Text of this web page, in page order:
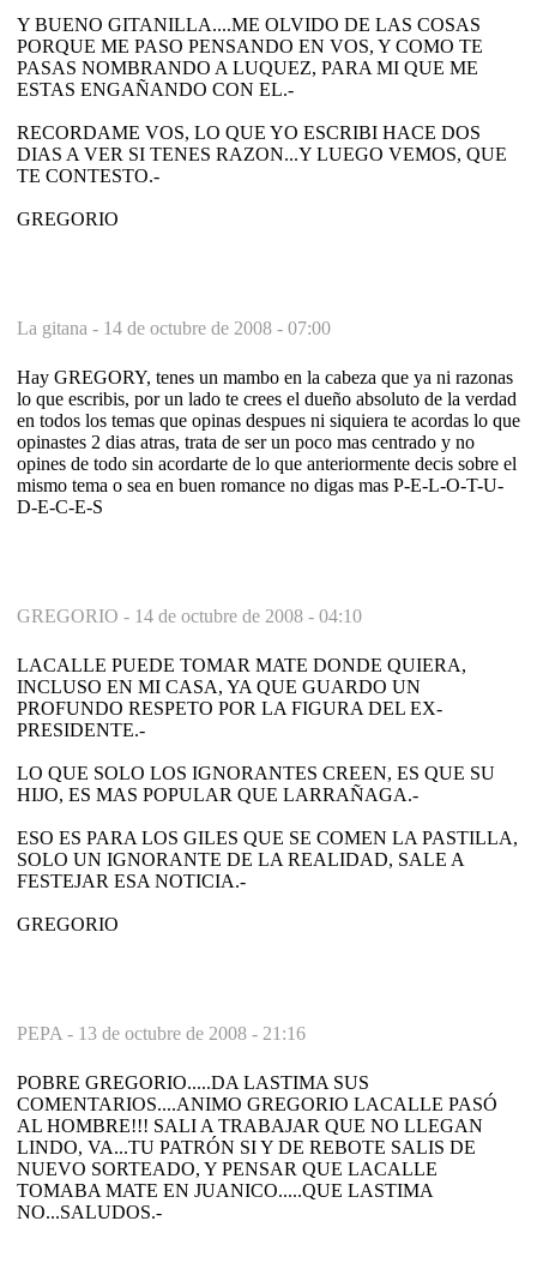
Y BUENO GITANILLA....ME OLVIDO DE LAS COSAS
PORQUE ME PASO PENSANDO EN VOS, Y COMO TE
PASAS NOMBRANDO A LUQUEZ, PARA MI QUE ME
ESTAS ENGAÑANDO CON EL.-
RECORDAME VOS, LO QUE YO ESCRIBI HACE DOS
DIAS A VER SI TENES RAZON...Y LUEGO VEMOS, QUE
TE CONTESTO.-
GREGORIO
La gitana - 14 de octubre de 2008 - 07:00
Hay GREGORY, tenes un mambo en la cabeza que ya ni razonas
lo que escribis, por un lado te crees el dueño absoluto de la verdad
en todos los temas que opinas despues ni siquiera te acordas lo que
opinastes 2 dias atras, trata de ser un poco mas centrado y no
opines de todo sin acordarte de lo que anteriormente decis sobre el
mismo tema o sea en buen romance no digas mas P-E-L-O-T-U-
D-E-C-E-S
GREGORIO - 14 de octubre de 2008 - 04:10
LACALLE PUEDE TOMAR MATE DONDE QUIERA,
INCLUSO EN MI CASA, YA QUE GUARDO UN
PROFUNDO RESPETO POR LA FIGURA DEL EX-
PRESIDENTE.-
LO QUE SOLO LOS IGNORANTES CREEN, ES QUE SU
HIJO, ES MAS POPULAR QUE LARRAÑAGA.-
ESO ES PARA LOS GILES QUE SE COMEN LA PASTILLA,
SOLO UN IGNORANTE DE LA REALIDAD, SALE A
FESTEJAR ESA NOTICIA.-
GREGORIO
PEPA - 13 de octubre de 2008 - 21:16
POBRE GREGORIO.....DA LASTIMA SUS
COMENTARIOS....ANIMO GREGORIO LACALLE PASÓ
AL HOMBRE!!! SALI A TRABAJAR QUE NO LLEGAN
LINDO, VA...TU PATRÓN SI Y DE REBOTE SALIS DE
NUEVO SORTEADO, Y PENSAR QUE LACALLE
TOMABA MATE EN JUANICO.....QUE LASTIMA
NO...SALUDOS.-